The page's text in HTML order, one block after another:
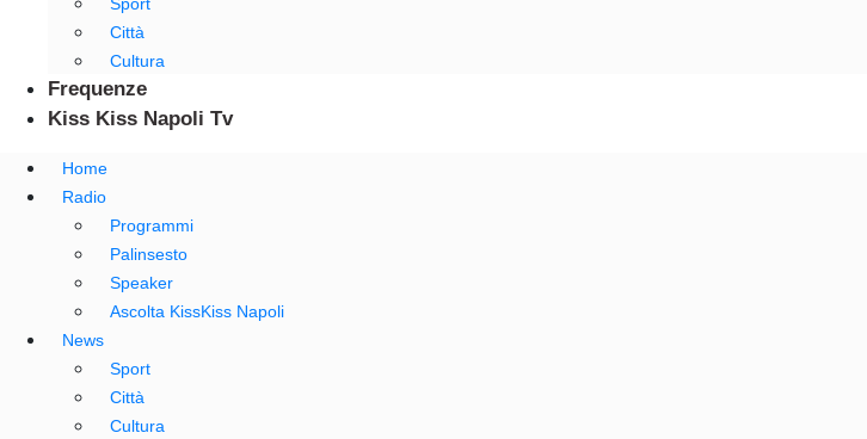
Città
Cultura
Frequenze
Kiss Kiss Napoli Tv
Home
Radio
Programmi
Palinsesto
Speaker
Ascolta KissKiss Napoli
News
Sport
Città
Cultura